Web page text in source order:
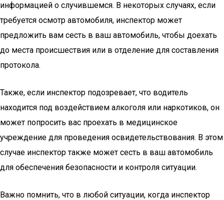
информацией о случившемся. В некоторых случаях, если
требуется осмотр автомобиля, инспектор может
предложить вам сесть в ваш автомобиль, чтобы доехать
до места происшествия или в отделение для составления
протокола.
Также, если инспектор подозревает, что водитель
находится под воздействием алкоголя или наркотиков, он
может попросить вас проехать в медицинское
учреждение для проведения освидетельствования. В этом
случае инспектор также может сесть в ваш автомобиль
для обеспечения безопасности и контроля ситуации.
Важно помнить, что в любой ситуации, когда инспектор